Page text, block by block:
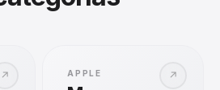
↗ ↗
APPLE